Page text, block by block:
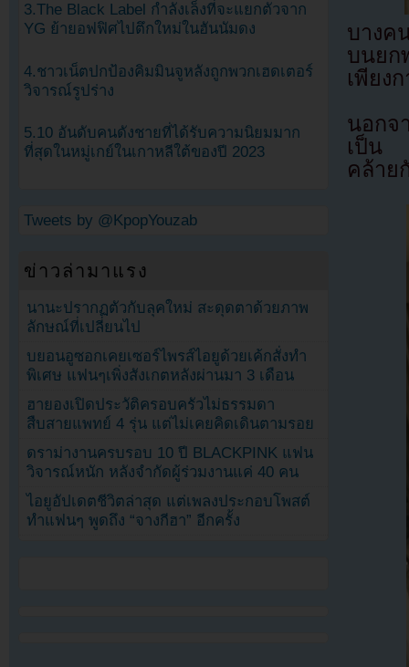
บางค
บนย
เพียง
นอกจ
เป็น
คล้าย
3.The Black Label กำลังเล็งที่จะแยกตัวจาก
YG ย้ายอฟฟิศไปตึกใหม่ในฮันนัมดง
4.ชาวเน็ตปกป้องคิมมินจูหลังถูกพวกเฮดเตอร์
วิจารณ์รูปร่าง
5.10 อันดับคนดังชายที่ได้รับความนิยมมาก
ที่สุดในหมู่เกย์ในเกาหลีใต้ของปี 2023
Tweets by @KpopYouzab
ข่าวล่ามาแรง
นานะปรากฏตัวกับลุคใหม่ สะดุดตาด้วยภาพ
ลักษณ์ที่เปลี่ยนไป
บยอนอูซอกเคยเซอร์ไพรส์ไอยูด้วยเค้กสั่งทำ
พิเศษ แฟนๆเพิ่งสังเกตหลังผ่านมา 3 เดือน
ฮายองเปิดประวัติครอบครัวไม่ธรรมดา
สืบสายแพทย์ 4 รุ่น แต่ไม่เคยคิดเดินตามรอย
ดราม่างานครบรอบ 10 ปี BLACKPINK แฟน
วิจารณ์หนัก หลังจำกัดผู้ร่วมงานแค่ 40 คน
ไอยูอัปเดตชีวิตล่าสุด แต่เพลงประกอบโพสต์
ทำแฟนๆ พูดถึง “จางกีฮา” อีกครั้ง